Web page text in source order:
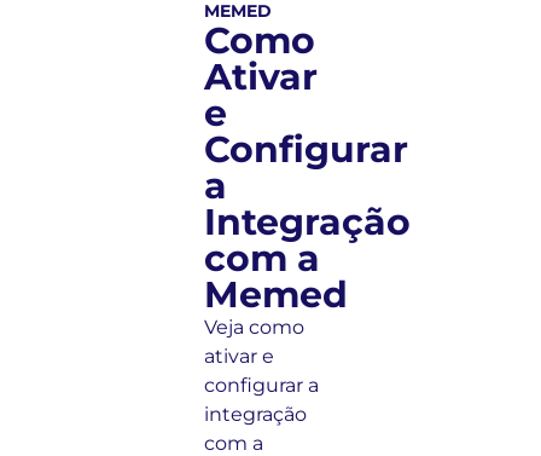
MEMED
Como
Ativar
e
Configurar
a
Integração
com a
Memed
Veja como
ativar e
configurar a
integração
com a